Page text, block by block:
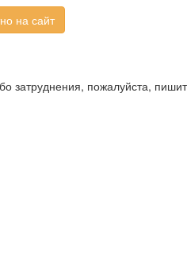
затруднения, пожалуйста,